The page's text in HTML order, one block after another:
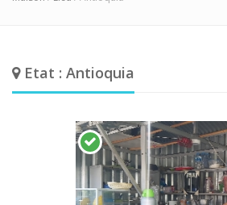
Etat : Antioquia